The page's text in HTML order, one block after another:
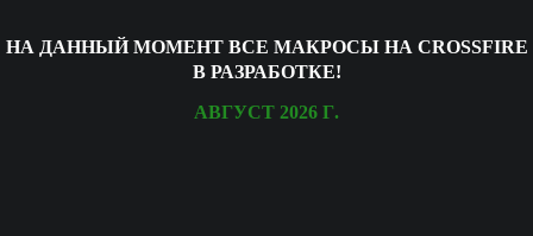
На данный момент все макросы на crossfire
в разработке!
Август 2026 г.